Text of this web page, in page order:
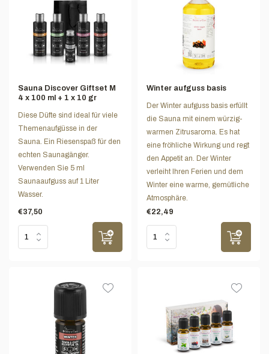
Sauna Discover Giftset M
4 x 100 ml + 1 x 10 gr
Diese Düfte sind ideal für viele
Themenaufgüsse in der
Sauna. Ein Riesenspaß für den
echten Saunagänger.
Verwenden Sie 5 ml
Saunaaufguss auf 1 Liter
Wasser.
€37,50
Winter aufguss basis
Der Winter aufguss basis erfüllt
die Sauna mit einem würzig-
warmen Zitrusaroma. Es hat
eine fröhliche Wirkung und regt
den Appetit an. Der Winter
verleiht Ihren Ferien und dem
Winter eine warme, gemütliche
Atmosphäre.
€22,49